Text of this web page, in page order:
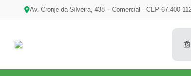
Av. Cronje da Silveira, 438 – Comercial - CEP 67.400-